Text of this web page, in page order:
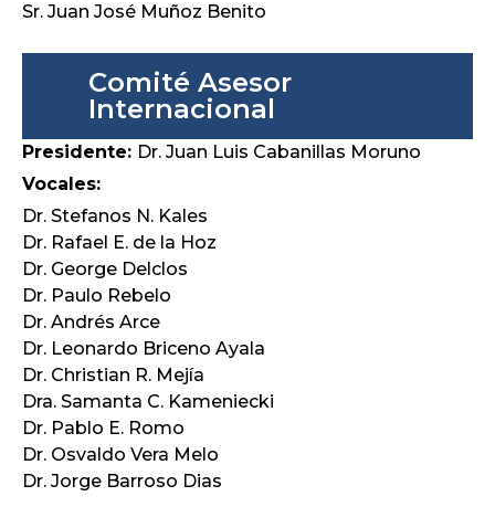
Sr. Juan José Muñoz Benito
Comité Asesor
Internacional
Presidente: Dr. Juan Luis Cabanillas Moruno
Vocales:
Dr. Stefanos N. Kales
Dr. Rafael E. de la Hoz
Dr. George Delclos
Dr. Paulo Rebelo
Dr. Andrés Arce
Dr. Leonardo Briceno Ayala
Dr. Christian R. Mejía
Dra. Samanta C. Kameniecki
Dr. Pablo E. Romo
Dr. Osvaldo Vera Melo
Dr. Jorge Barroso Dias